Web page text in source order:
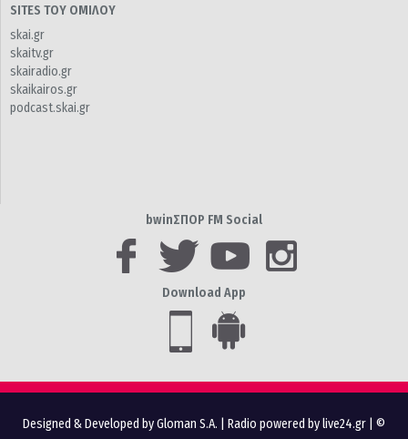
SITES ΤΟΥ ΟΜΙΛΟΥ
skai.gr
skaitv.gr
skairadio.gr
skaikairos.gr
podcast.skai.gr
bwinΣΠΟΡ FM Social
Download App
Designed & Developed by Gloman S.A. Radio powered by live24.gr | ©